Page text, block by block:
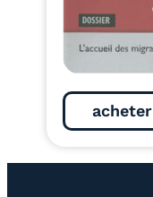
acheter